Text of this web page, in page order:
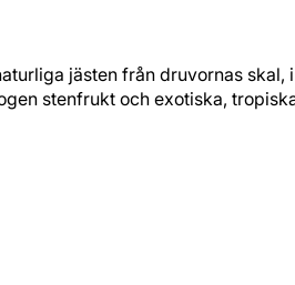
jästen från druvornas
stenfrukt och exotiska,